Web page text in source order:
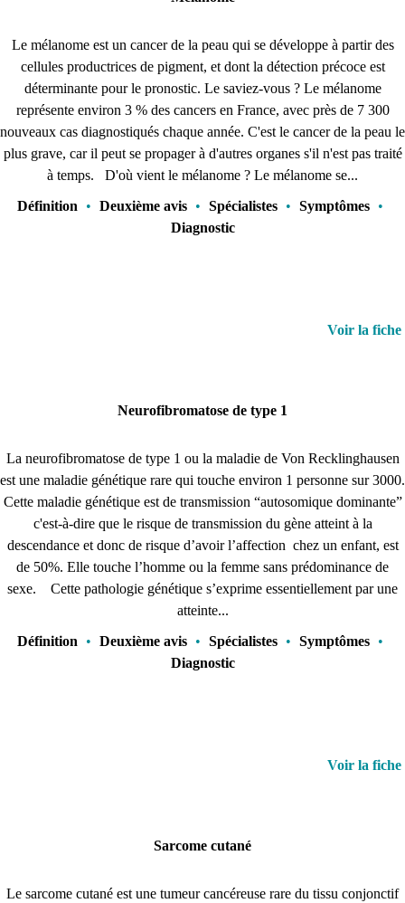
Le mélanome est un cancer de la peau qui se développe à partir des
cellules productrices de pigment, et dont la détection précoce est
déterminante pour le pronostic. Le saviez-vous ? Le mélanome
représente environ 3 % des cancers en France, avec près de 7 300
nouveaux cas diagnostiqués chaque année. C'est le cancer de la peau le
plus grave, car il peut se propager à d'autres organes s'il n'est pas traité
à temps. D'où vient le mélanome ? Le mélanome se...
Définition
• Deuxième avis • Spécialistes • Symptômes •
Diagnostic
Voir la fiche
Neurofibromatose de type 1
La neurofibromatose de type 1 ou la maladie de Von Recklinghausen
est une maladie génétique rare qui touche environ 1 personne sur 3000.
Cette maladie génétique est de transmission “autosomique dominante”
c'est-à-dire que le risque de transmission du gène atteint à la
descendance et donc de risque d’avoir l’affection chez un enfant, est
de 50%. Elle touche l’homme ou la femme sans prédominance de
sexe. Cette pathologie génétique s’exprime essentiellement par une
atteinte...
Définition
• Deuxième avis • Spécialistes • Symptômes •
Diagnostic
Voir la fiche
Sarcome cutané
Le sarcome cutané est une tumeur cancéreuse rare du tissu conjonctif